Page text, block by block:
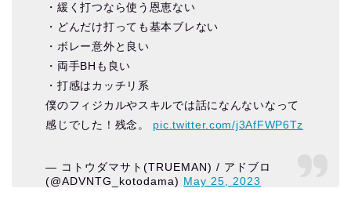
・緩く打つなら使う恩恵ない
・どんだけ打っても基本ブレない
・ボレー意外と良い
・両手BHも良い
・打感はカッチリ系
僕のフィジカルやスキルでは話になんないなって
感じでした！残念。 pic.twitter.com/j3AfFWP6Tz
— コトウダマサト(TRUEMAN) / アドブロ
(@ADVNTG_kotodama) May 25, 2023